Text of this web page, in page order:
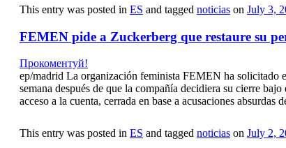
This entry was posted in ES and tagged noticias on July 3,
FEMEN pide a Zuckerberg que restaure su
Прокоментуй!
ep/madrid La organización feminista FEMEN ha solicitado
semana después de que la compañía decidiera su cierre
acceso a la cuenta, cerrada en base a acusaciones
This entry was posted in ES and tagged noticias on July 2,